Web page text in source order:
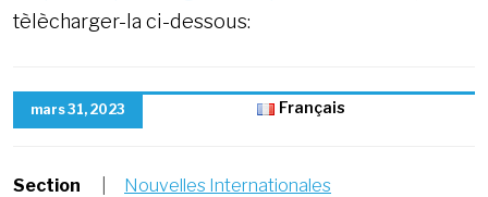
tèlècharger-la ci-dessous:
mars 31, 2023 Français
Section Nouvelles Internationales